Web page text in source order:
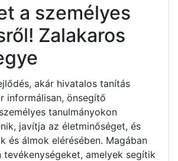
a személyes
Zalakaros
akár hivatalos tanítás
informálisan, önsegítő
tanulmányokon
javítja az életminőséget, és
és álmok elérésében. Magában
amelyek segítik